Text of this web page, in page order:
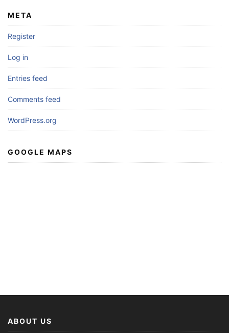
META
Register
Log in
Entries feed
Comments feed
WordPress.org
GOOGLE MAPS
ABOUT US